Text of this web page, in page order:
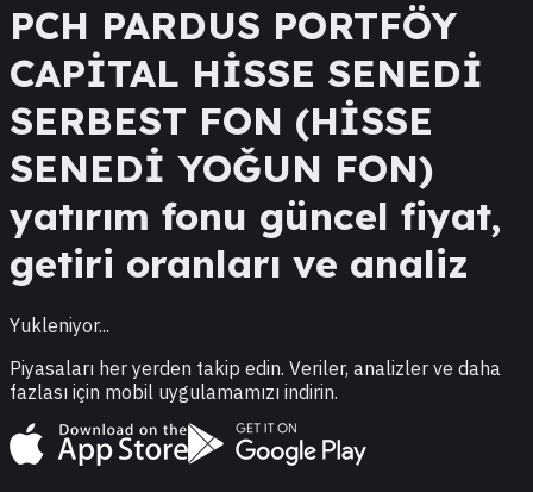
PCH PARDUS PORTFÖY
CAPİTAL HİSSE SENEDİ
SERBEST FON (HİSSE
SENEDİ YOĞUN FON)
yatırım fonu güncel fiyat,
getiri oranları ve analiz
Yukleniyor...
Piyasaları her yerden takip edin. Veriler, analizler ve daha
fazlası için mobil uygulamamızı indirin.